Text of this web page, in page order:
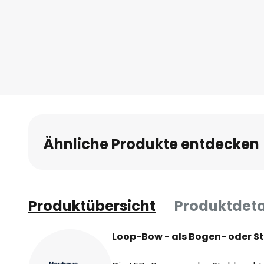
Ähnliche Produkte entdecken
Produktübersicht
Loop-Bow - als Bogen- oder